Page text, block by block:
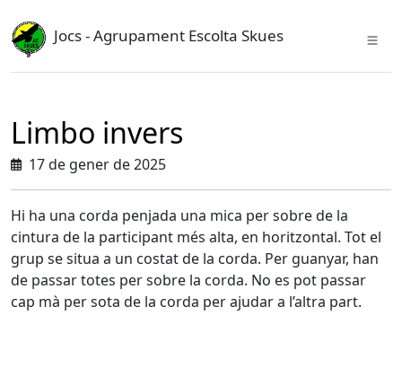
Jocs - Agrupament Escolta Skues
Limbo invers
17 de gener de 2025
Hi ha una corda penjada una mica per sobre de la
cintura de la participant més alta, en horitzontal. Tot el
grup se situa a un costat de la corda. Per guanyar, han
de passar totes per sobre la corda. No es pot passar
cap mà per sota de la corda per ajudar a l’altra part.